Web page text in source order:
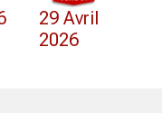
29 Avril
2026